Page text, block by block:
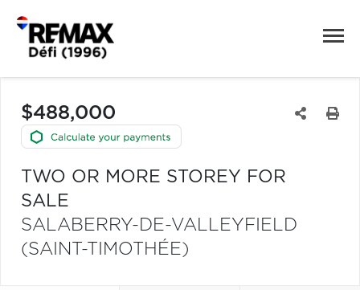
$488,000
TWO OR MORE STOREY FOR
SALE
SALABERRY-DE-VALLEYFIELD
(SAINT-TIMOTHÉE)